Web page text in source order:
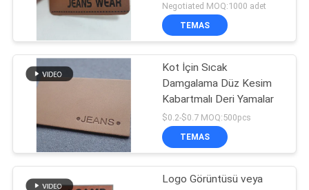
GEÇIN
BIR
TEKLIF
SITE
HARITASI
Özel Boyut
Negotiated MOQ:1000 adet
TEMAS
Kot İçin Sıcak
Damgalama Düz Kesim
Kabartmalı Deri Yamalar
$0.2-$0.7 MOQ:500pcs
TEMAS
Logo Görüntüsü veya